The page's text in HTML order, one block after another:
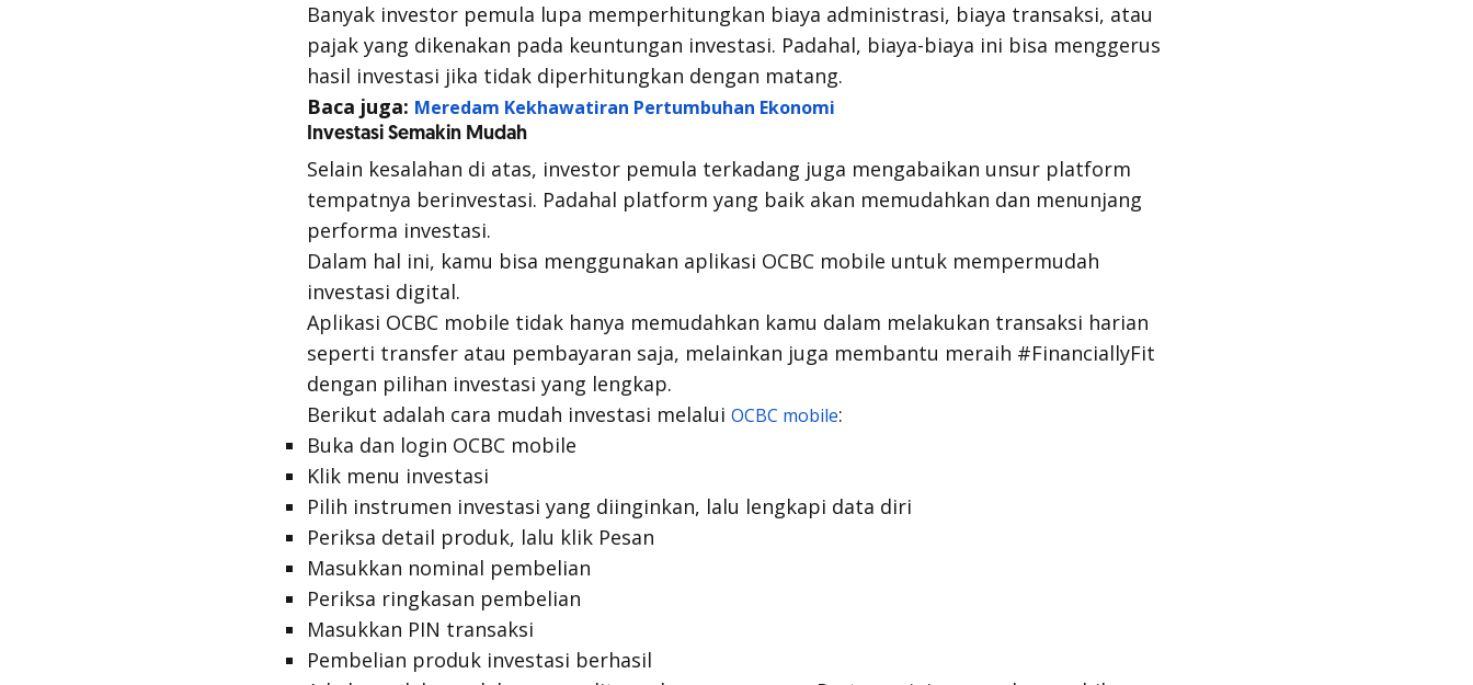
Banyak investor pemula lupa memperhitungkan biaya administrasi, biaya transaksi, atau
pajak yang dikenakan pada keuntungan investasi. Padahal, biaya-biaya ini bisa menggerus
hasil investasi jika tidak diperhitungkan dengan matang.
Baca juga: Meredam Kekhawatiran Pertumbuhan Ekonomi
Investasi Semakin Mudah
Selain kesalahan di atas, investor pemula terkadang juga mengabaikan unsur platform
tempatnya berinvestasi. Padahal platform yang baik akan memudahkan dan menunjang
performa investasi.
Dalam hal ini, kamu bisa menggunakan aplikasi OCBC mobile untuk mempermudah
investasi digital.
Aplikasi OCBC mobile tidak hanya memudahkan kamu dalam melakukan transaksi harian
seperti transfer atau pembayaran saja, melainkan juga membantu meraih #FinanciallyFit
dengan pilihan investasi yang lengkap.
Berikut adalah cara mudah investasi melalui OCBC mobile:
Buka dan login OCBC mobile
Klik menu investasi
Pilih instrumen investasi yang diinginkan, lalu lengkapi data diri
Periksa detail produk, lalu klik Pesan
Masukkan nominal pembelian
Periksa ringkasan pembelian
Masukkan PIN transaksi
Pembelian produk investasi berhasil